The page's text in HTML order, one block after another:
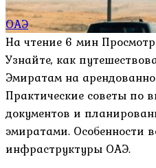
ОАЭ
На чтение 6 мин
Узнайте, как
Эмиратам на
Практические советы по
документов и
эмиратами. Особенности
инфраструктуры ОАЭ.